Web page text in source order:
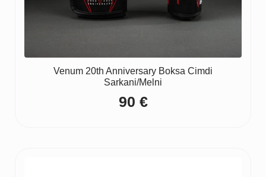
Venum 20th Anniversary Boksa Cimdi
Sarkani/Melni
90 €